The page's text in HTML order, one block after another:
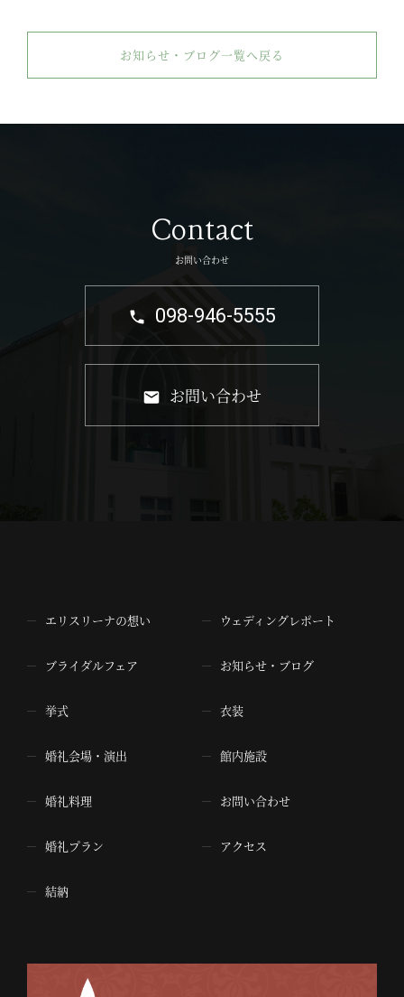
お知らせ・ブログ一覧へ戻る
Contact
お問い合わせ
098-946-5555
お問い合わせ
エリスリーナの想い
ブライダルフェア
挙式
婚礼会場・演出
婚礼料理
婚礼プラン
結納
ウェディングレポート
お知らせ・ブログ
衣装
館内施設
お問い合わせ
アクセス